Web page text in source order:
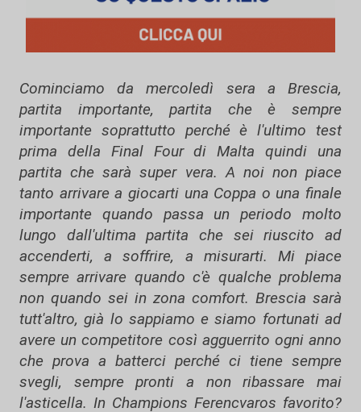
Cominciamo da mercoledì sera a Brescia,
partita importante, partita che è sempre
importante soprattutto perché è l'ultimo test
prima della Final Four di Malta quindi una
partita che sarà super vera. A noi non piace
tanto arrivare a giocarti una Coppa o una finale
importante quando passa un periodo molto
lungo dall'ultima partita che sei riuscito ad
accenderti, a soffrire, a misurarti. Mi piace
sempre arrivare quando c'è qualche problema
non quando sei in zona comfort. Brescia sarà
tutt'altro, già lo sappiamo e siamo fortunati ad
avere un competitore così agguerrito ogni anno
che prova a batterci perché ci tiene sempre
svegli, sempre pronti a non ribassare mai
l'asticella. In Champions Ferencvaros favorito?